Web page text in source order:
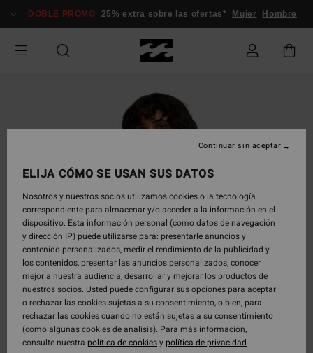
información
DOBLE PROMO 25% extra sobre las ofertas* Mujer Hombre
ELIJA CÓMO SE USAN SUS DATOS
Nosotros y nuestros socios utilizamos cookies o la tecnología
correspondiente para almacenar y/o acceder a la información en el
dispositivo. Esta información personal (como datos de navegación
y dirección IP) puede utilizarse para: presentarle anuncios y
contenido personalizados, medir el rendimiento de la publicidad y
los contenidos, presentar las anuncios personalizados, conocer
mejor a nuestra audiencia, desarrollar y mejorar los productos de
nuestros socios. Usted puede configurar sus opciones para aceptar
o rechazar las cookies sujetas a su consentimiento, o bien, para
rechazar las cookies cuando no están sujetas a su consentimiento
(como algunas cookies de análisis). Para más información,
consulte nuestra política de cookiesypolítica de privacidad
Continuar sin aceptar